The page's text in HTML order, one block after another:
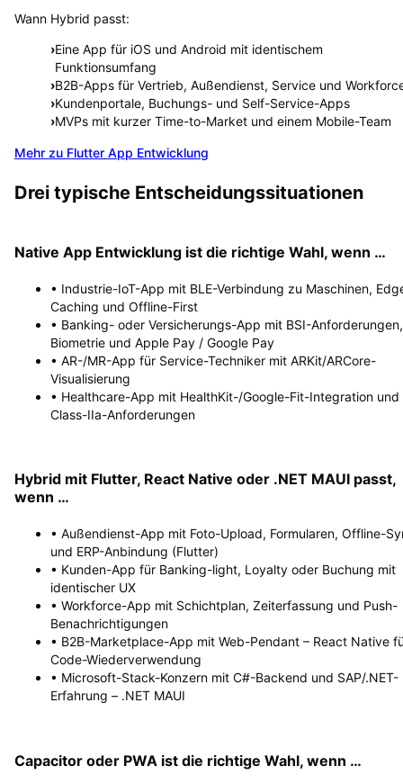
Wann Hybrid passt:
›Eine App für iOS und Android mit identischem
Funktionsumfang
›B2B-Apps für Vertrieb, Außendienst, Service und
›Kundenportale, Buchungs- und Self-Service-Apps
›MVPs mit kurzer Time-to-Market und einem Mobile-Team
Mehr zu Flutter App Entwicklung
Drei typische Entscheidungssituationen
Native App Entwicklung ist die richtige Wahl, wenn …
• Industrie-IoT-App mit BLE-Verbindung zu Maschinen,
Caching und Offline-First
• Banking- oder Versicherungs-App mit BSI-Anforderungen,
Biometrie und Apple Pay / Google Pay
• AR-/MR-App für Service-Techniker mit ARKit/ARCore-
Visualisierung
• Healthcare-App mit HealthKit-/Google-Fit-Integration und
Class-IIa-Anforderungen
Hybrid mit Flutter, React Native oder .NET MAUI passt,
wenn …
• Außendienst-App mit Foto-Upload, Formularen, Offline-
und ERP-Anbindung (Flutter)
• Kunden-App für Banking-light, Loyalty oder Buchung mit
identischer UX
• Workforce-App mit Schichtplan, Zeiterfassung und Push-
Benachrichtigungen
• B2B-Marketplace-App mit Web-Pendant – React Native
Code-Wiederverwendung
• Microsoft-Stack-Konzern mit C#-Backend und SAP/.NET-
Erfahrung – .NET MAUI
Capacitor oder PWA ist die richtige Wahl, wenn …